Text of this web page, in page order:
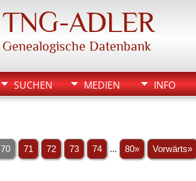
TNG-ADLER
Genealogische Datenbank
SUCHEN MEDIEN INFO
70 71 72 73 74 ... 80» Vorwärts»